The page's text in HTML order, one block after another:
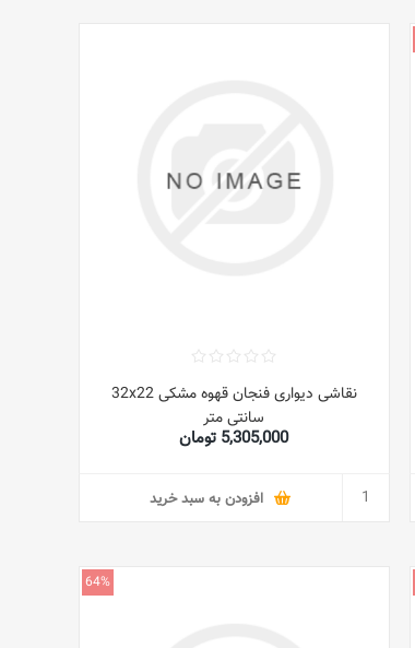
نقاشی دیواری فنجان قهوه مشکی 32x22
سانتی متر
5,305,000 تومان
افزودن به سبد خرید
64%